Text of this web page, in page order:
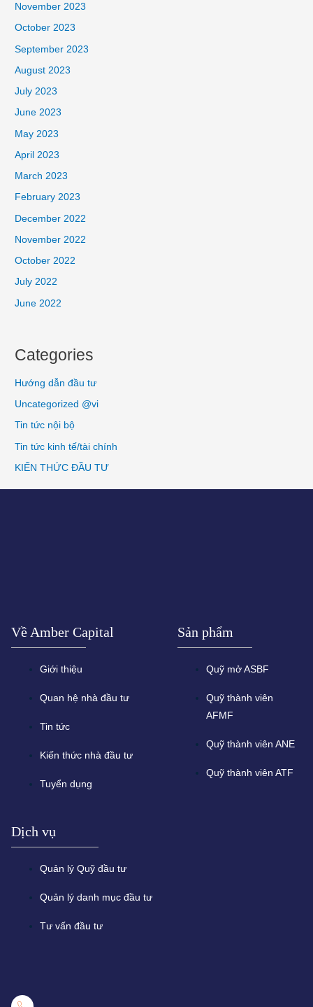
November 2023
October 2023
September 2023
August 2023
July 2023
June 2023
May 2023
April 2023
March 2023
February 2023
December 2022
November 2022
October 2022
July 2022
June 2022
Categories
Hướng dẫn đầu tư
Uncategorized @vi
Tin tức nội bộ
Tin tức kinh tế/tài chính
KIẾN THỨC ĐẦU TƯ
Về Amber Capital
Giới thiệu
Quan hệ nhà đầu tư
Tin tức
Kiến thức nhà đầu tư
Tuyển dụng
Sản phẩm
Quỹ mở ASBF
Quỹ thành viên
AFMF
Quỹ thành viên ANE
Quỹ thành viên ATF
Dịch vụ
Quản lý Quỹ đầu tư
Quản lý danh mục đầu tư
Tư vấn đầu tư